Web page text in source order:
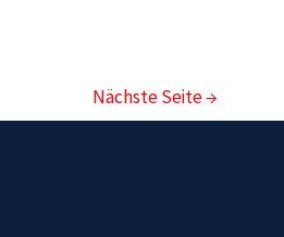
Nächste Seite→